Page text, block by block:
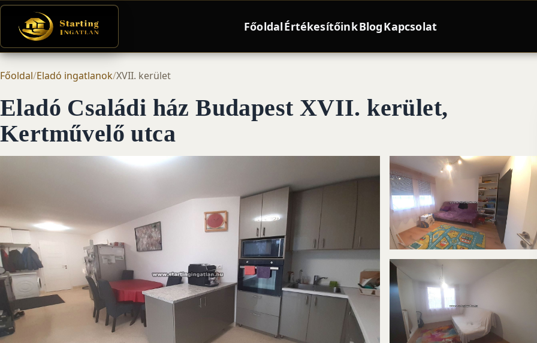
FőoldalÉrtékesítőinkBlogKapcsolat
Főoldal/Eladó ingatlanok/XVII. kerület
Eladó Családi ház Budapest XVII. kerület,
Kertművelő utca